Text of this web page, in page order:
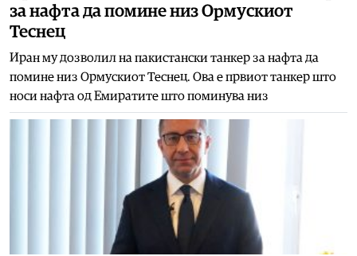
за нафта да помине низ Ормускиот
Теснец
Иран му дозволил на пакистански танкер за нафта да
помине низ Ормускиот Теснец. Ова е првиот танкер што
носи нафта од Емиратите што поминува низ